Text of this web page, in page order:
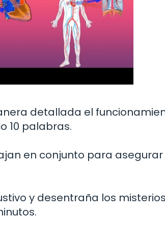
detallada el
10 palabras.
en conjunto para
y desentraña los